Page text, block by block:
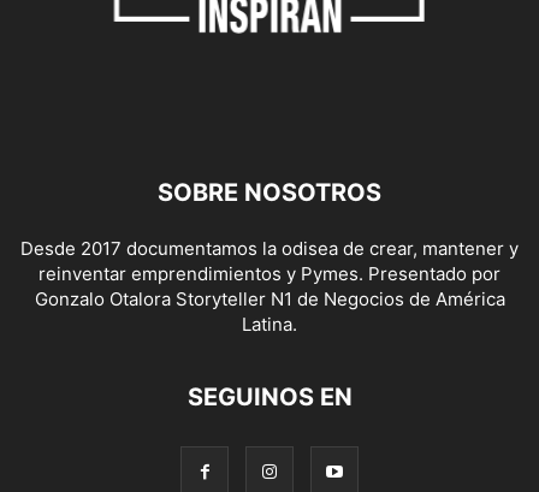
SOBRE NOSOTROS
Desde 2017 documentamos la odisea de crear, mantener y
reinventar emprendimientos y Pymes. Presentado por
Gonzalo Otalora Storyteller N1 de Negocios de América
Latina.
SEGUINOS EN